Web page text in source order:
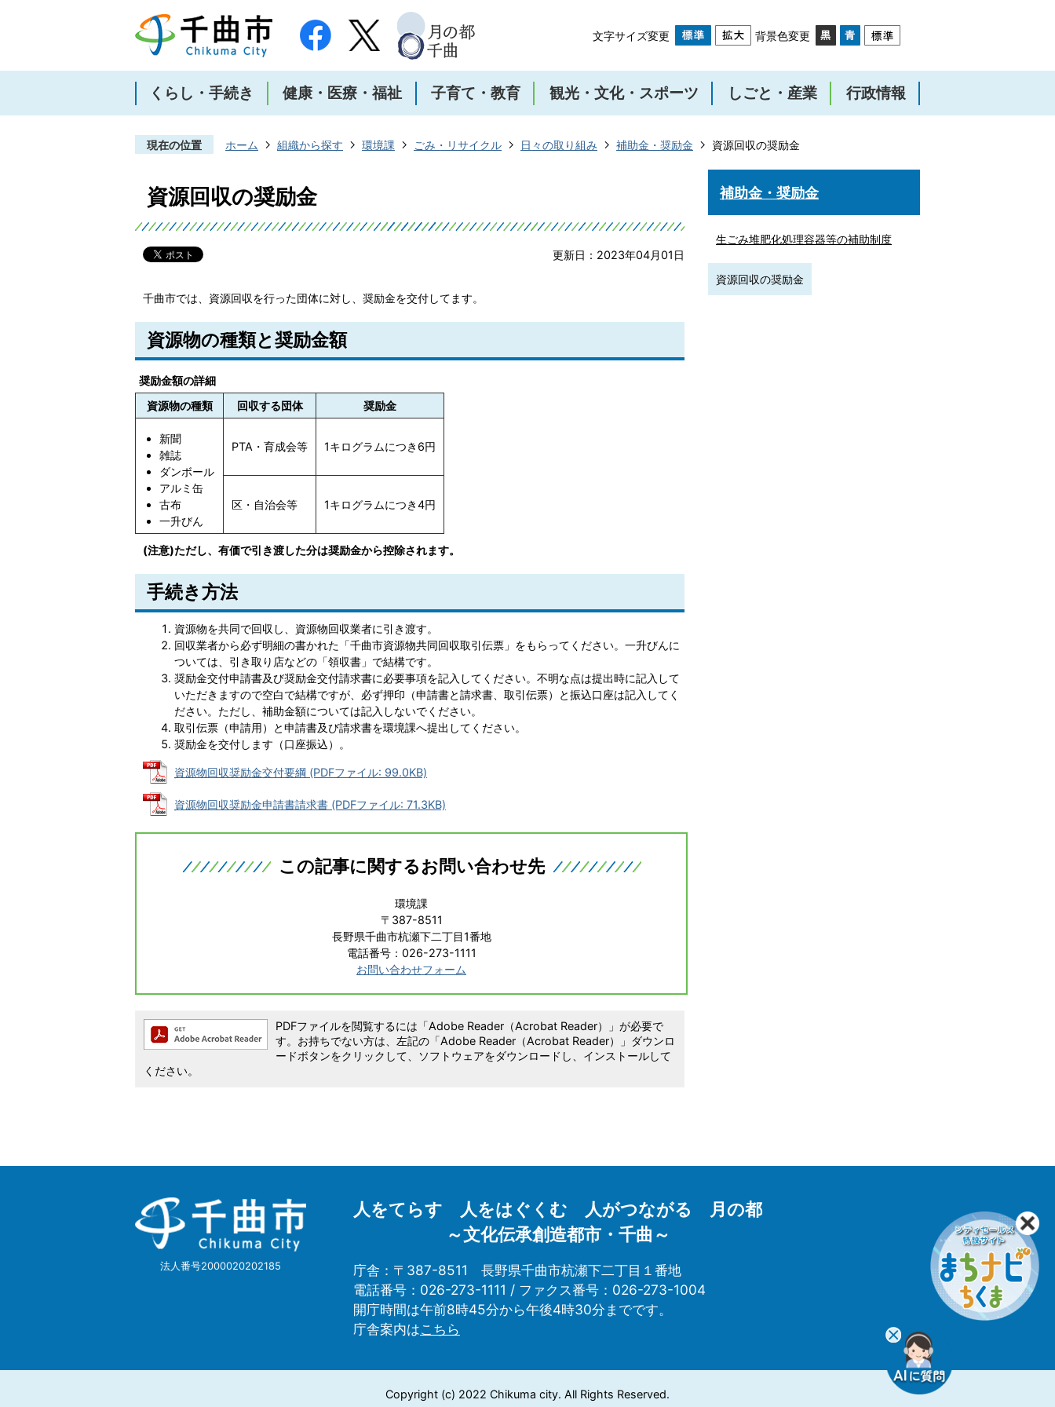
文字サイズ変更 背景色変更
くらし・手続き 健康・医療・福祉 子育て・教育 観光・文化・スポーツ しごと・産業 行政情報
現在の位置 ホーム 組織から探す 環境課 ごみ・リサイクル 日々の取り組み 補助金・奨励金 資源回収の奨励金
資源回収の奨励金
更新日：2023年04月01日
千曲市では、資源回収を行った団体に対し、奨励金を交付してます。
資源物の種類と奨励金額
奨励金額の詳細
資源物の種類
回収する団体 奨励金
新聞
雑誌
ダンボール
アルミ缶
古布
一升びん
PTA・育成会等 1キログラムにつき6円
区・自治会等 1キログラムにつき4円
(注意)ただし、有価で引き渡した分は奨励金から控除されます。
手続き方法
資源物を共同で回収し、資源物回収業者に引き渡す。
回収業者から必ず明細の書かれた「千曲市資源物共同回収取引伝票」をもらってください。一升びんに
ついては、引き取り店などの「領収書」で結構です。
奨励金交付申請書及び奨励金交付請求書に必要事項を記入してください。不明な点は提出時に記入して
いただきますので空白で結構ですが、必ず押印（申請書と請求書、取引伝票）と振込口座は記入してく
ださい。ただし、補助金額については記入しないでください。
取引伝票（申請用）と申請書及び請求書を環境課へ提出してください。
奨励金を交付します（口座振込）。
資源物回収奨励金交付要綱 (PDFファイル: 99.0KB)
資源物回収奨励金申請書請求書 (PDFファイル: 71.3KB)
この記事に関するお問い合わせ先
環境課
〒387-8511
長野県千曲市杭瀬下二丁目1番地
電話番号：026-273-1111
お問い合わせフォーム
PDFファイルを閲覧するには「Adobe Reader（Acrobat Reader）」が必要で
す。お持ちでない方は、左記の「Adobe Reader（Acrobat Reader）」ダウンロ
ードボタンをクリックして、ソフトウェアをダウンロードし、インストールして
ください。
補助金・奨励金
生ごみ堆肥化処理容器等の補助制度
資源回収の奨励金
千
曲
市
Chikuma
法人番号2000020202185
人をてらす 人をはぐくむ 人がつながる 月の都
～文化伝承創造都市・千曲～
庁舎：〒387-8511
長野県千曲市杭瀬下二丁目１番地
電話番号：026-273-1111 / ファクス番号：026-273-1004
開庁時間は午前8時45分から午後4時30分までです。
庁舎案内はこちら
Copyright (c) 2022 Chikuma city. All Rights Reserved.